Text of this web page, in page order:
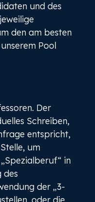
und des
den am besten
Pool
Der
Schreiben,
entspricht,
um
in
des
der „3-